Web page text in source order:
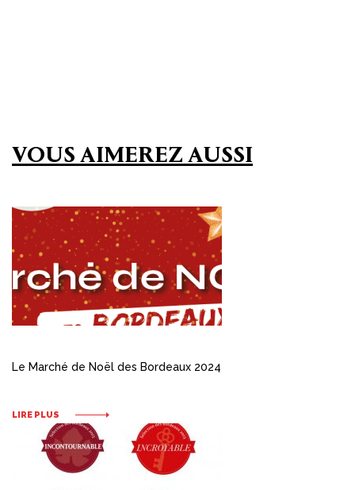
VOUS AIMEREZ AUSSI
Le Marché de Noël des Bordeaux 2024
LIRE PLUS